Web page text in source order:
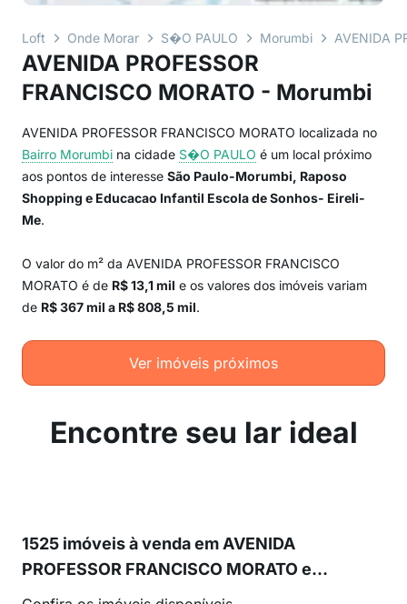
Loft Onde Morar S�O PAULO Morumbi AVENIDA
AVENIDA PROFESSOR
FRANCISCO MORATO - Morumbi
AVENIDA PROFESSOR FRANCISCO MORATO localizada no
Bairro Morumbi na cidade S�O PAULO é um local próximo
aos pontos de interesse São Paulo-Morumbi, Raposo
Shopping e Educacao Infantil Escola de Sonhos- Eireli-
Me.
O valor do m² da AVENIDA PROFESSOR FRANCISCO
MORATO é de R$ 13,1 mil e os valores dos imóveis variam
de R$ 367 mil a R$ 808,5 mil.
Ver imóveis próximos
Encontre seu lar ideal
1525 imóveis à venda em AVENIDA
PROFESSOR FRANCISCO MORATO e
proximidades